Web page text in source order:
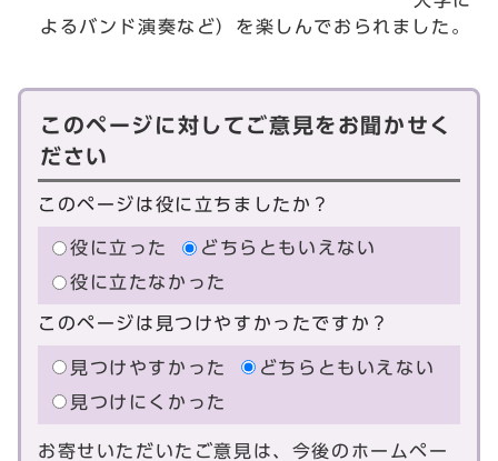
よるバンド演奏など）を楽しんでおられました。
このページに対してご意見をお聞かせく
ださい
このページは役に立ちましたか？
役に立った
どちらともいえない
役に立たなかった
このページは見つけやすかったですか？
見つけやすかった
どちらともいえない
見つけにくかった
お寄せいただいたご意見は、今後のホームペー